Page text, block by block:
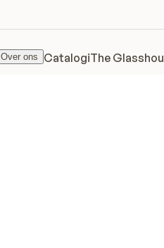
Over ons CatalogiThe